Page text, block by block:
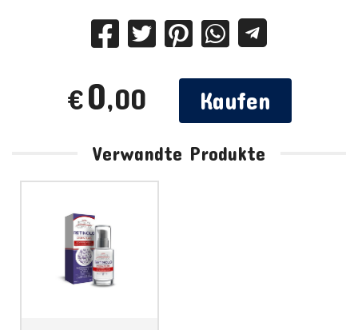
€0,00 Kaufen
Verwandte Produkte